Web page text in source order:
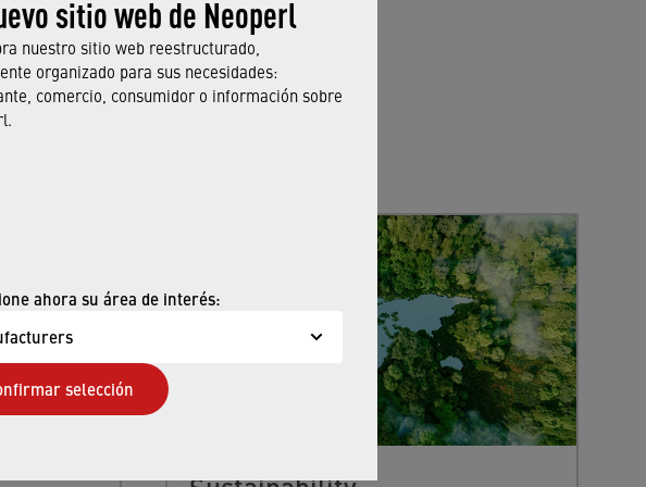
sitio web de Neoperl
nuestro sitio web reestructurado,
organizado para sus necesidades:
comercio, consumidor o información sobre
ahora su área de interés:
selección